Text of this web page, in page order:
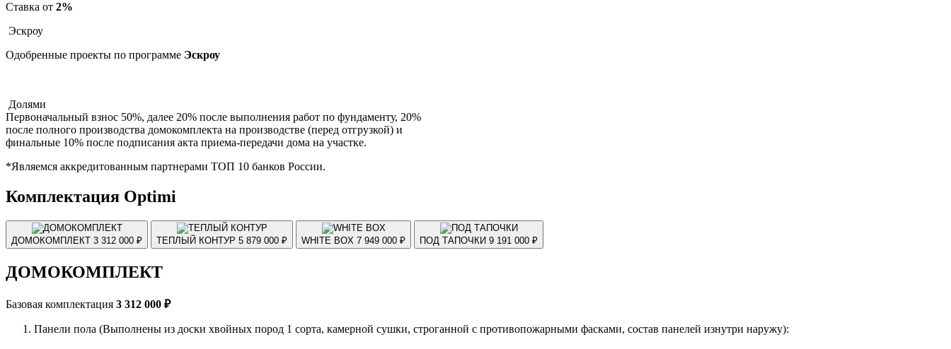
Ставка от 2%
Эскроу
Одобренные проекты по программе Эскроу
Долями
Первоначальный взнос 50%, далее 20% после выполнения работ по фундаменту, 20%
после полного производства домокомплекта на производстве (перед отгрузкой) и
финальные 10% после подписания акта приема-передачи дома на участке.
*Являемся аккредитованным партнерами ТОП 10 банков России.
Комплектация Optimi
ДОМОКОМПЛЕКТ 3 312 000 ₽ ТЕПЛЫЙ КОНТУР 5 879 000 ₽ WHITE BOX 7 949 000 ₽ ПОД ТАПОЧКИ 9 191 000 ₽
ДОМОКОМПЛЕКТ
Базовая комплектация 3 312 000 ₽
Панели пола (Выполнены из доски хвойных пород 1 сорта, камерной сушки, строганной с противопожарными фасками, состав панелей изнутри наружу):